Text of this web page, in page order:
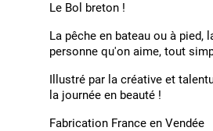
Le Bol breton !
La pêche en bateau ou à pied,
personne qu'on aime, tout
Illustré par la créative et
la journée en beauté !
Fabrication France en Vendée